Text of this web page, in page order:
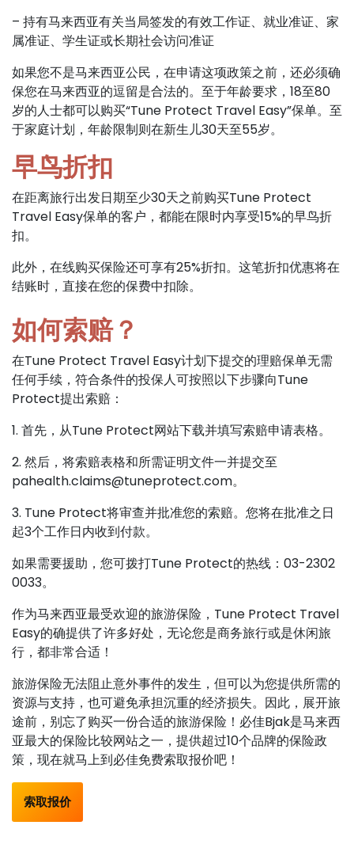
– 持有马来西亚有关当局签发的有效工作证、就业准证、家
属准证、学生证或长期社会访问准证
如果您不是马来西亚公民，在申请这项政策之前，还必须确
保您在马来西亚的逗留是合法的。至于年龄要求，18至80
岁的人士都可以购买“Tune Protect Travel Easy”保单。至
于家庭计划，年龄限制则在新生儿30天至55岁。
早鸟折扣
在距离旅行出发日期至少30天之前购买Tune Protect
Travel Easy保单的客户，都能在限时内享受15%的早鸟折
扣。
此外，在线购买保险还可享有25%折扣。这笔折扣优惠将在
结账时，直接在您的保费中扣除。
如何索赔？
在Tune Protect Travel Easy计划下提交的理赔保单无需
任何手续，符合条件的投保人可按照以下步骤向Tune
Protect提出索赔：
1. 首先，从Tune Protect网站下载并填写索赔申请表格。
2. 然后，将索赔表格和所需证明文件一并提交至
pahealth.claims@tuneprotect.com。
3. Tune Protect将审查并批准您的索赔。您将在批准之日
起3个工作日内收到付款。
如果需要援助，您可拨打Tune Protect的热线：03-2302
0033。
作为马来西亚最受欢迎的旅游保险，Tune Protect Travel
Easy的确提供了许多好处，无论您是商务旅行或是休闲旅
行，都非常合适！
旅游保险无法阻止意外事件的发生，但可以为您提供所需的
资源与支持，也可避免承担沉重的经济损失。因此，展开旅
途前，别忘了购买一份合适的旅游保险！必佳Bjak是马来西
亚最大的保险比较网站之一，提供超过10个品牌的保险政
策，现在就马上到必佳免费索取报价吧！
索取报价